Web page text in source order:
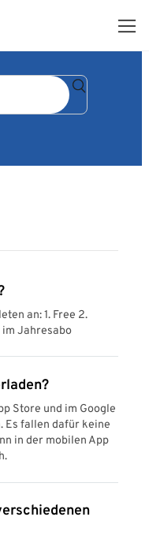
an: 1. Free 2.
im Jahresabo
Store und im Google
Es fallen dafür keine
in der mobilen App